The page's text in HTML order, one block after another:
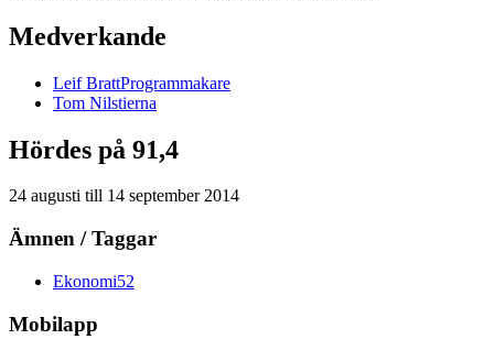
Medverkande
Leif BrattProgrammakare
Tom Nilstierna
Hördes på 91,4
24 augusti till 14 september 2014
Ämnen / Taggar
Ekonomi52
Mobilapp